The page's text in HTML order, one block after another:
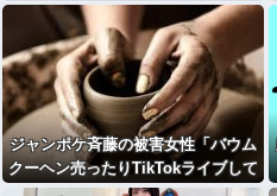
ジャンポケ斉藤の被害女性「バウム
クーヘン売ったりTikTokライブして
てムカついたから示談しなかった」